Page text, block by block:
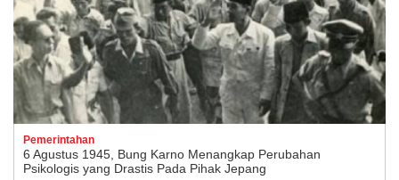
Pemerintahan
6 Agustus 1945, Bung Karno Menangkap Perubahan
Psikologis yang Drastis Pada Pihak Jepang